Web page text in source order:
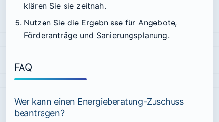
klären Sie sie zeitnah.
Nutzen Sie die Ergebnisse für Angebote,
Förderanträge und Sanierungsplanung.
FAQ
Wer kann einen Energieberatung-Zuschuss
beantragen?